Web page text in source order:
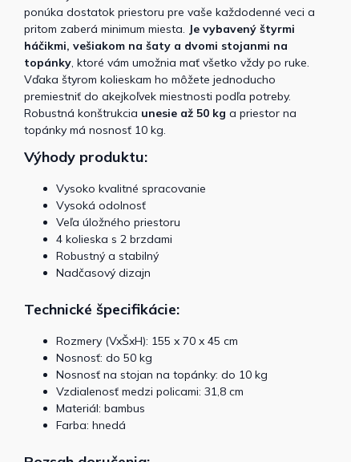
ponúka dostatok priestoru pre vaše každodenné veci a
pritom zaberá minimum miesta. Je vybavený štyrmi
háčikmi, vešiakom na šaty a dvomi stojanmi na
topánky, ktoré vám umožnia mať všetko vždy po ruke.
Vďaka štyrom kolieskam ho môžete jednoducho
premiestniť do akejkoľvek miestnosti podľa potreby.
Robustná konštrukcia unesie až 50 kg a priestor na
topánky má nosnosť 10 kg.
Výhody produktu:
Vysoko kvalitné spracovanie
Vysoká odolnosť
Veľa úložného priestoru
4 kolieska s 2 brzdami
Robustný a stabilný
Nadčasový dizajn
Technické špecifikácie:
Rozmery (VxŠxH): 155 x 70 x 45 cm
Nosnosť: do 50 kg
Nosnosť na stojan na topánky: do 10 kg
Vzdialenosť medzi policami: 31,8 cm
Materiál: bambus
Farba: hnedá